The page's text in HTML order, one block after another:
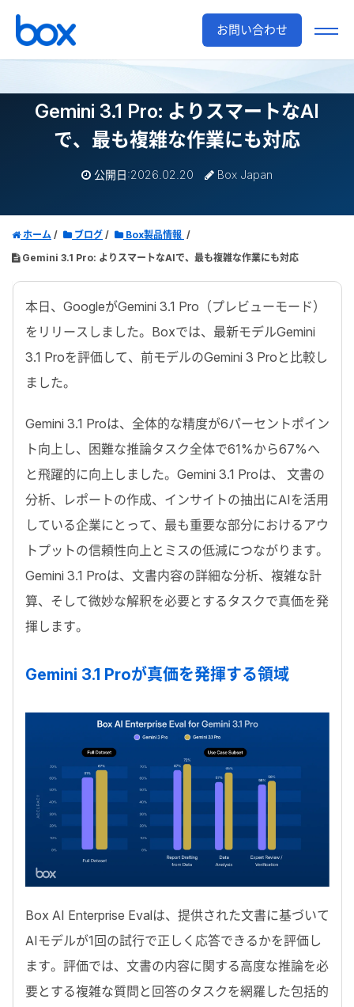
お問い合わせ
Gemini 3.1 Pro: よりスマートなAI
で、最も複雑な作業にも対応
公開日:2026.02.20 Box Japan
ホーム ブログ
Box製品情報
Gemini 3.1 Pro: よりスマートなAIで、最も複雑な作業にも対応
本日、 GoogleがGemini 3.1 Pro （プレビューモード）
をリリースしました。Boxでは、最新モデルGemini
3.1 Proを評価して、前モデルのGemini 3 Pro と比較し
ました。
Gemini 3.1 Proは、全体的な精度が6パーセントポイン
ト向上し、困難な推論タスク全体で61%から67%へ
と飛躍的に向上しました。 Gemini 3.1 Proは、 文書の
分析、レポートの作成、インサイトの抽出にAIを活用
している企業にとって、最も重要な部分におけるアウ
トプットの信頼性向上とミスの低減につながります。
Gemini 3.1 Proは、文書内容の詳細な分析、複雑な計
算、そして微妙な解釈を必要とするタスクで真価を発
揮します。
Gemini 3.1 Proが真価を発揮する領域
Box AI Enterprise Evalは、提供された文書に基づいて
AIモデルが1回の試行で正しく応答できるかを評価し
ます。評価では、文書の内容に関する高度な推論を必
要とする複雑な質問と回答のタスクを網羅した包括的